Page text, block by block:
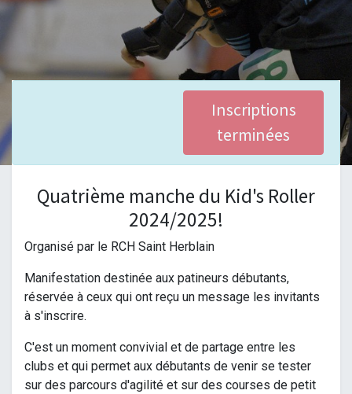
Inscriptions
terminées
Quatrième manche du Kid's Roller
2024/2025!
Organisé par le RCH Saint Herblain
Manifestation destinée aux patineurs débutants,
réservée à ceux qui ont reçu un message les invitants
à s'inscrire.
C'est un moment convivial et de partage entre les
clubs et qui permet aux débutants de venir se tester
sur des parcours d'agilité et sur des courses de petit